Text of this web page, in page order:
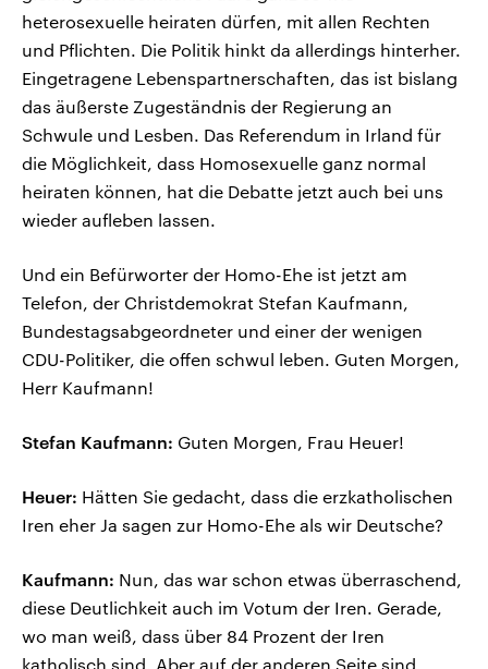
heterosexuelle heiraten dürfen, mit allen Rechten
und Pflichten. Die Politik hinkt da allerdings hinterher.
Eingetragene Lebenspartnerschaften, das ist bislang
das äußerste Zugeständnis der Regierung an
Schwule und Lesben. Das Referendum in Irland für
die Möglichkeit, dass Homosexuelle ganz normal
heiraten können, hat die Debatte jetzt auch bei uns
wieder aufleben lassen.
Und ein Befürworter der Homo-Ehe ist jetzt am
Telefon, der Christdemokrat Stefan Kaufmann,
Bundestagsabgeordneter und einer der wenigen
CDU-Politiker, die offen schwul leben. Guten Morgen,
Herr Kaufmann!
Stefan Kaufmann: Guten Morgen, Frau Heuer!
Heuer: Hätten Sie gedacht, dass die erzkatholischen
Iren eher Ja sagen zur Homo-Ehe als wir Deutsche?
Kaufmann: Nun, das war schon etwas überraschend,
diese Deutlichkeit auch im Votum der Iren. Gerade,
wo man weiß, dass über 84 Prozent der Iren
katholisch sind. Aber auf der anderen Seite sind